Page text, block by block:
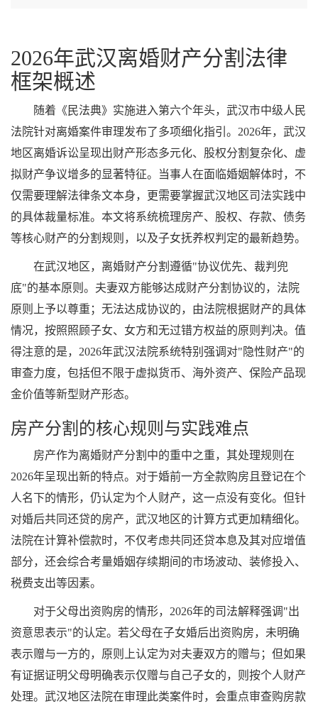
2026年武汉离婚财产分割法律
框架概述
随着《民法典》实施进入第六个年头，武汉市中级人民
法院针对离婚案件审理发布了多项细化指引。2026年，武汉
地区离婚诉讼呈现出财产形态多元化、股权分割复杂化、虚
拟财产争议增多的显著特征。当事人在面临婚姻解体时，不
仅需要理解法律条文本身，更需要掌握武汉地区司法实践中
的具体裁量标准。本文将系统梳理房产、股权、存款、债务
等核心财产的分割规则，以及子女抚养权判定的最新趋势。
在武汉地区，离婚财产分割遵循"协议优先、裁判兜
底"的基本原则。夫妻双方能够达成财产分割协议的，法院
原则上予以尊重；无法达成协议的，由法院根据财产的具体
情况，按照照顾子女、女方和无过错方权益的原则判决。值
得注意的是，2026年武汉法院系统特别强调对"隐性财产"的
审查力度，包括但不限于虚拟货币、海外资产、保险产品现
金价值等新型财产形态。
房产分割的核心规则与实践难点
房产作为离婚财产分割中的重中之重，其处理规则在
2026年呈现出新的特点。对于婚前一方全款购房且登记在个
人名下的情形，仍认定为个人财产，这一点没有变化。但针
对婚后共同还贷的房产，武汉地区的计算方式更加精细化。
法院在计算补偿款时，不仅考虑共同还贷本息及其对应增值
部分，还会综合考量婚姻存续期间的市场波动、装修投入、
税费支出等因素。
对于父母出资购房的情形，2026年的司法解释强调"出
资意思表示"的认定。若父母在子女婚后出资购房，未明确
表示赠与一方的，原则上认定为对夫妻双方的赠与；但如果
有证据证明父母明确表示仅赠与自己子女的，则按个人财产
处理。武汉地区法院在审理此类案件时，会重点审查购房款